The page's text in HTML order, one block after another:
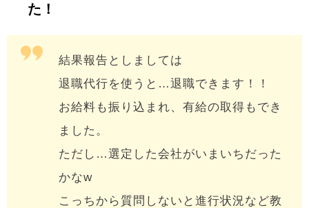
た！
結果報告としましては
退職代行を使うと…退職できます！！
お給料も振り込まれ、有給の取得もでき
ました。
ただし…選定した会社がいまいちだった
かなw
こっちから質問しないと進行状況など教